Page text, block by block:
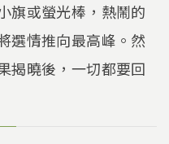
旗或螢光棒，熱鬧的
選情推向最高峰。然
揭曉後，一切都要回